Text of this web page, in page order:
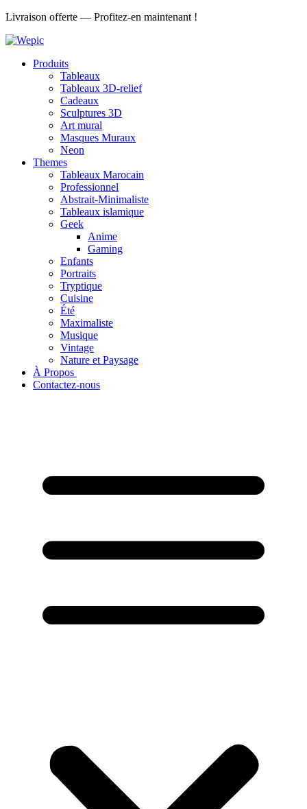
Aller
contenu
Livraison offerte — Profitez-en maintenant !
Produits
Tableaux
Tableaux 3D-relief
Cadeaux
Sculptures 3D
Art mural
Masques Muraux
Neon
Themes
Tableaux Marocain
Professionnel
Abstrait-Minimaliste
Tableaux islamique
Geek
Anime
Gaming
Enfants
Portraits
Tryptique
Cuisine
Été
Maximaliste
Musique
Vintage
Nature et Paysage
À Propos ​
Contactez-nous